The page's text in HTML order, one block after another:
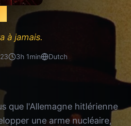
à jamais.
3h 1min Dutch
que l'Allemagne hitlérienne
une arme nucléaire,